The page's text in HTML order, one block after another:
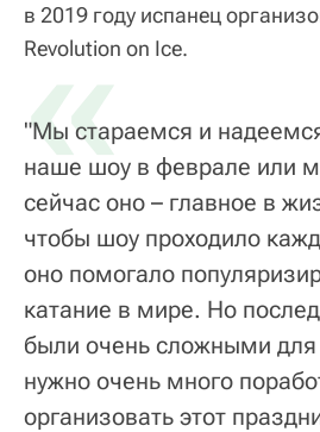
в 2019 году испанец
Revolution on Ice.
«
"Мы стараемся и
наше шоу в феврале или
сейчас оно – главное в
чтобы шоу проходило
оно помогало
катание в мире. Но
были очень сложными для
нужно очень много
организовать этот